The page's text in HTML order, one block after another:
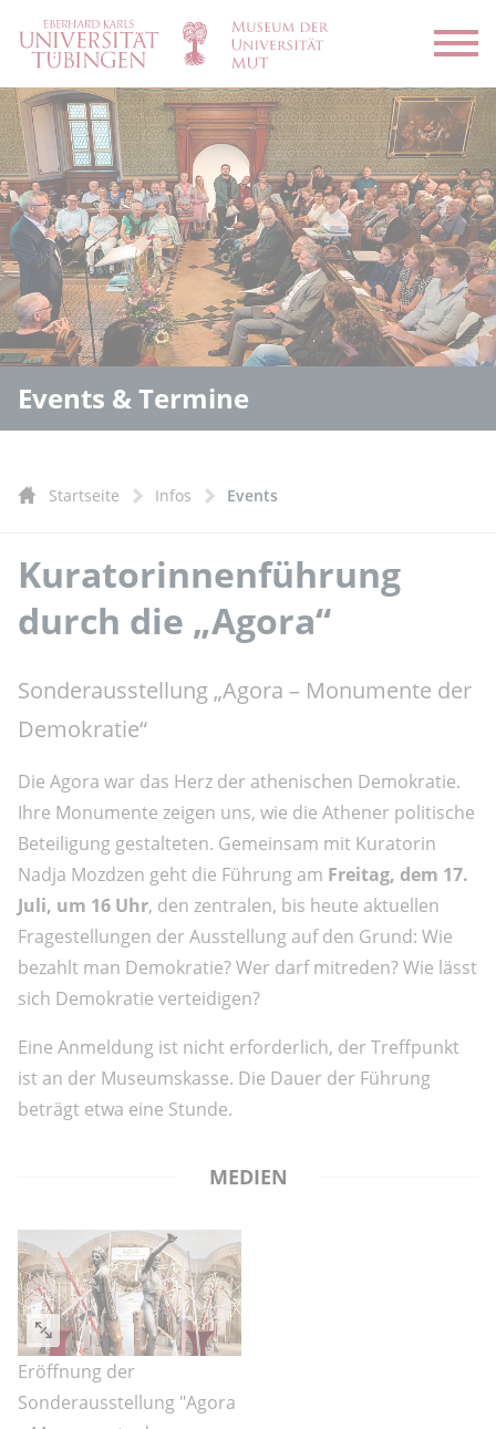
Events & Termine
Startseite Infos Events
Kuratorinnenführung
durch die „Agora“
Sonderausstellung „Agora – Monumente der
Demokratie“
Die Agora war das Herz der athenischen Demokratie.
Ihre Monumente zeigen uns, wie die Athener politische
Beteiligung gestalteten. Gemeinsam mit Kuratorin
Nadja Mozdzen geht die Führung am Freitag, dem 17.
Juli, um 16 Uhr, den zentralen, bis heute aktuellen
Fragestellungen der Ausstellung auf den Grund: Wie
bezahlt man Demokratie? Wer darf mitreden? Wie lässt
sich Demokratie verteidigen?
Eine Anmeldung ist nicht erforderlich, der Treffpunkt
ist an der Museumskasse. Die Dauer der Führung
beträgt etwa eine Stunde.
MEDIEN
Eröffnung der
Sonderausstellung "Agora